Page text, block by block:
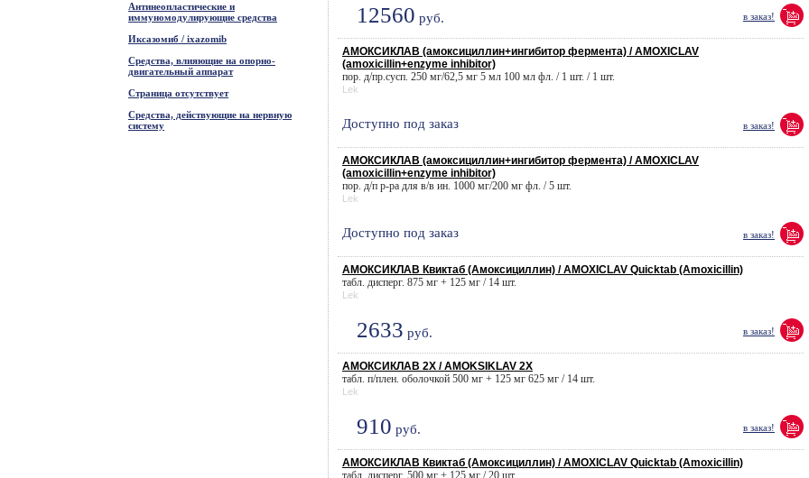
Антинеопластические и
иммуномодулирующие средства
Иксазомиб / ixazomib
Средства, влияющие на опорно-
двигательный аппарат
Страница отсутствует
Средства, действующие на нервную
систему
12560 руб. в заказ!
АМОКСИКЛАВ (амоксициллин+ингибитор фермента) / AMOXICLAV
(amoxicillin+enzyme inhibitor)
пор. д/пр.сусп. 250 мг/62,5 мг 5 мл 100 мл фл. / 1 шт. / 1 шт.
Lek
Доступно под заказ в заказ!
АМОКСИКЛАВ (амоксициллин+ингибитор фермента) / AMOXICLAV
(amoxicillin+enzyme inhibitor)
пор. д/п р-ра для в/в ин. 1000 мг/200 мг фл. / 5 шт.
Lek
Доступно под заказ в заказ!
АМОКСИКЛАВ Квиктаб (Амоксициллин) / AMOXICLAV Quicktab (Amoxicillin)
табл. дисперг. 875 мг + 125 мг / 14 шт.
Lek
2633 руб. в заказ!
АМОКСИКЛАВ 2X / AMOKSIKLAV 2X
табл. п/плен. оболочкой 500 мг + 125 мг 625 мг / 14 шт.
Lek
910 руб. в заказ!
АМОКСИКЛАВ Квиктаб (Амоксициллин) / AMOXICLAV Quicktab (Amoxicillin)
табл. дисперг. 500 мг + 125 мг / 20 шт.